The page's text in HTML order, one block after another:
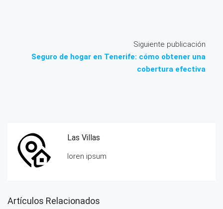
Siguiente publicación
Seguro de hogar en Tenerife: cómo obtener una
cobertura efectiva
Las Villas
loren ipsum
Artículos Relacionados